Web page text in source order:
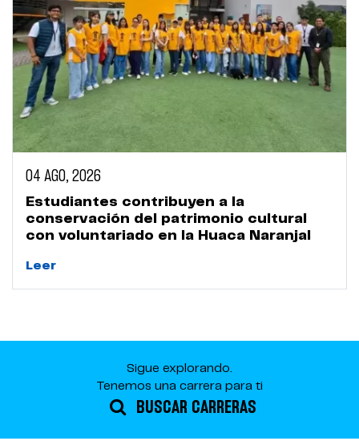
04 AGO, 2026
Estudiantes contribuyen a la
conservación del patrimonio cultural
con voluntariado en la Huaca Naranjal
Leer
Sigue explorando.
Tenemos una carrera para ti
BUSCAR CARRERAS